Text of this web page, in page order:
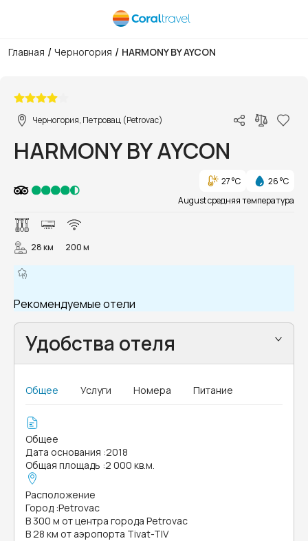
Главная / Черногория / HARMONY BY AYCON
Черногория, Петровац (Petrovac)
HARMONY BY AYCON
27 °C
26 °C
August средняя температура
28 км 200 м
Рекомендуемые отели
Удобства отеля
Общее Услуги Номера Питание
Общее
Дата основания :2018
Общая площадь :2 000 кв.м.
Расположение
Город :Petrovac
В 300 м от центра города Petrovac
В 28 км от аэропорта Tivat-TIV